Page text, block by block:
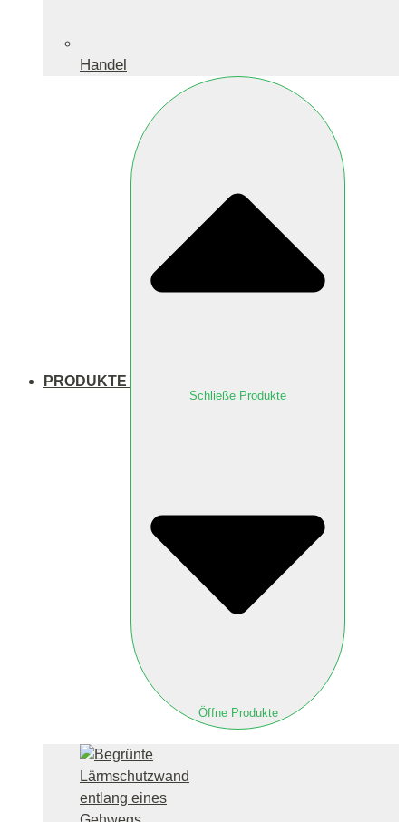
Handel
PRODUKTE
Schließe Produkte
Öffne Produkte